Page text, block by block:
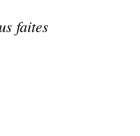
faites